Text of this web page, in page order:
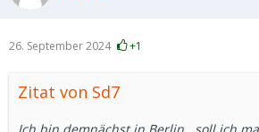
26. September 2024 +1
Zitat von Sd7